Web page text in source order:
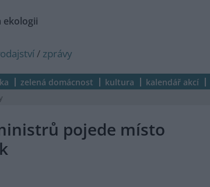
/ zprávy
zelená domácnost kultura kalendář akcí
pojede místo